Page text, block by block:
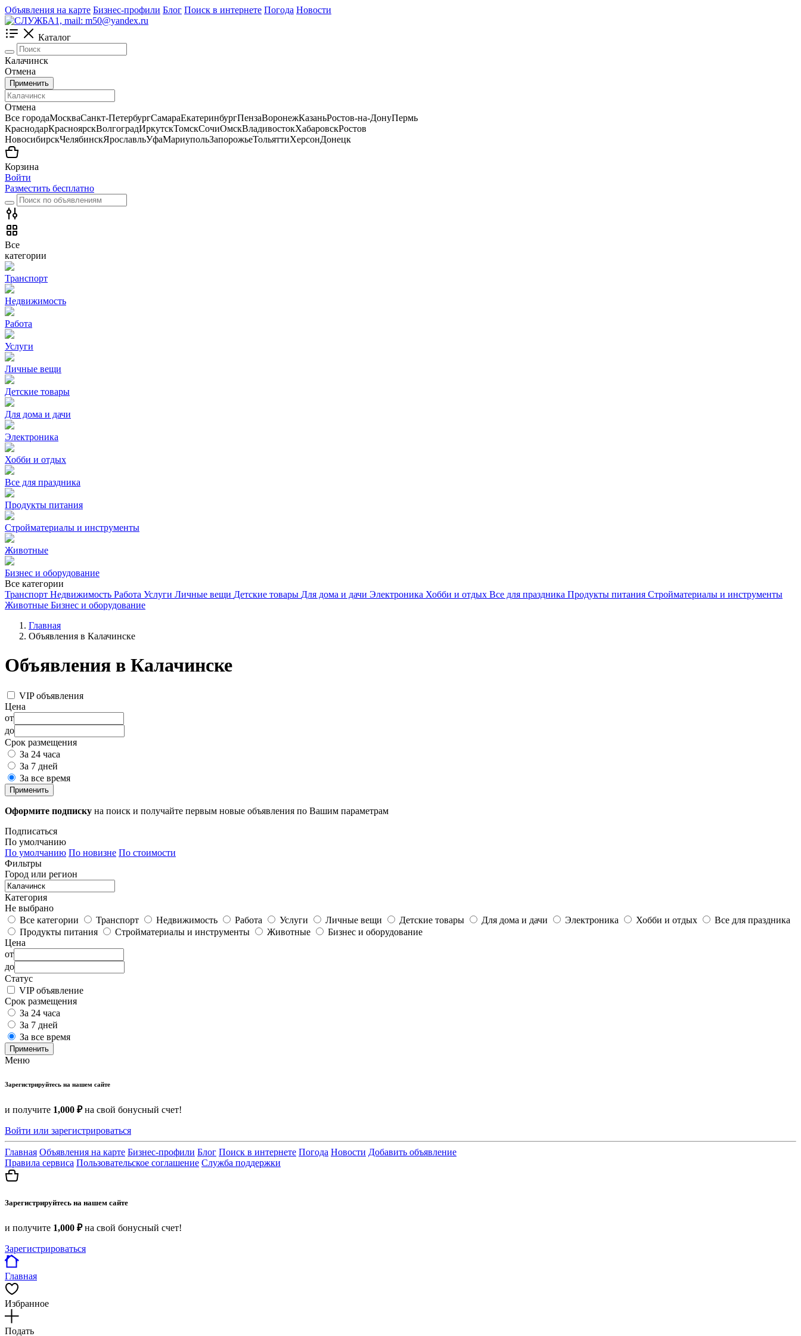
Объявления на карте Бизнес-профили Блог Поиск в интернете Погода Новости
Каталог
Калачинск
Отмена
Применить
Отмена
Все городаМоскваСанкт-ПетербургСамараЕкатеринбургПензаВоронежКазаньРостов-на-ДонуПермь
КраснодарКрасноярскВолгоградИркутскТомскСочиОмскВладивостокХабаровскРостов
НовосибирскЧелябинскЯрославльУфаМариупольЗапорожьеТольяттиХерсонДонецк
Корзина
Войти
Разместить бесплатно
Все
категории
Транспорт
Недвижимость
Работа
Услуги
Личные вещи
Детские товары
Для дома и дачи
Электроника
Хобби и отдых
Все для праздника
Продукты питания
Стройматериалы и инструменты
Животные
Бизнес и оборудование
Все категории
Транспорт Недвижимость Работа Услуги Личные вещи Детские товары Для дома и дачи Электроника Хобби и отдых Все для праздника Продукты питания Стройматериалы и инструменты
Животные Бизнес и оборудование
Главная
Объявления в Калачинске
Объявления в Калачинске
VIP объявления
Цена
от
до
Срок размещения
За 24 часа
За 7 дней
За все время
Применить
Оформите подписку на поиск и получайте первым новые объявления по Вашим параметрам
Подписаться
По умолчанию
По умолчанию По новизне По стоимости
Фильтры
Город или регион
Категория
Не выбрано
Все категории
Транспорт Недвижимость Работа Услуги Личные вещи Детские товары Для дома и дачи Электроника Хобби и отдых
Все для праздника
Продукты питания
Стройматериалы и инструменты Животные
Бизнес и оборудование
Цена
от
до
Статус
VIP объявление
Срок размещения
За 24 часа
За 7 дней
За все время
Применить
Меню
Зарегистрируйтесь на нашем сайте
и получите 1,000 ₽на свой бонусный счет!
Войти или зарегистрироваться
Главная Объявления на карте Бизнес-профили Блог Поиск в интернете Погода Новости Добавить объявление
Правила сервиса Пользовательское соглашение Служба поддержки
Зарегистрируйтесь на нашем сайте
и получите 1,000 ₽на свой бонусный счет!
Зарегистрироваться
Главная
Избранное
Подать